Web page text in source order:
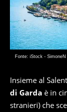
Fonte: iStock - SimoneN
Insieme al
di Garda è in
stranieri) che